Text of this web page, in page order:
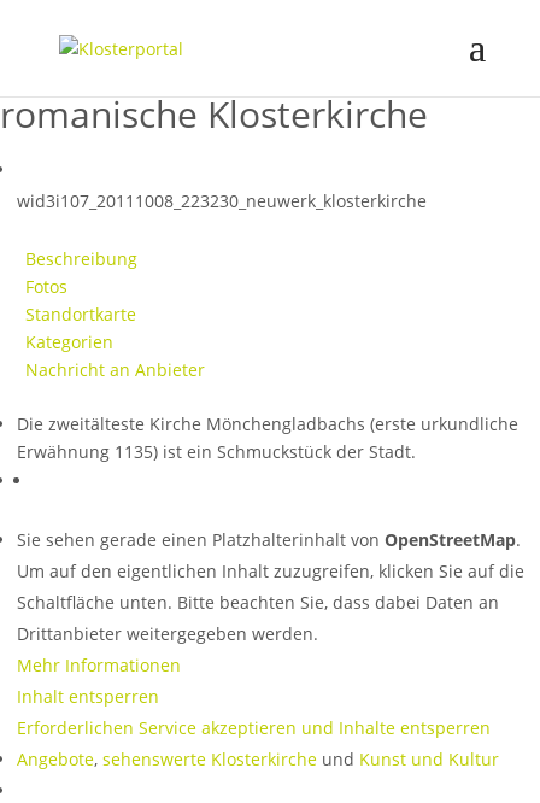
romanische Klosterkirche
wid3i107_20111008_223230_neuwerk_klosterkirche
Beschreibung
Fotos
Standortkarte
Kategorien
Nachricht an Anbieter
Die zweitälteste Kirche Mönchengladbachs (erste urkundliche
Erwähnung 1135) ist ein Schmuckstück der Stadt.
Sie sehen gerade einen Platzhalterinhalt von OpenStreetMap.
Um auf den eigentlichen Inhalt zuzugreifen, klicken Sie auf die
Schaltfläche unten. Bitte beachten Sie, dass dabei Daten an
Drittanbieter weitergegeben werden.
Mehr Informationen
Inhalt entsperren
Erforderlichen Service akzeptieren und Inhalte entsperren
Angebote, sehenswerte Klosterkirche und Kunst und Kultur